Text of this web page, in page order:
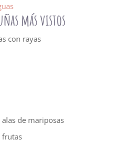
más vistos
con rayas
de mariposas
frutas